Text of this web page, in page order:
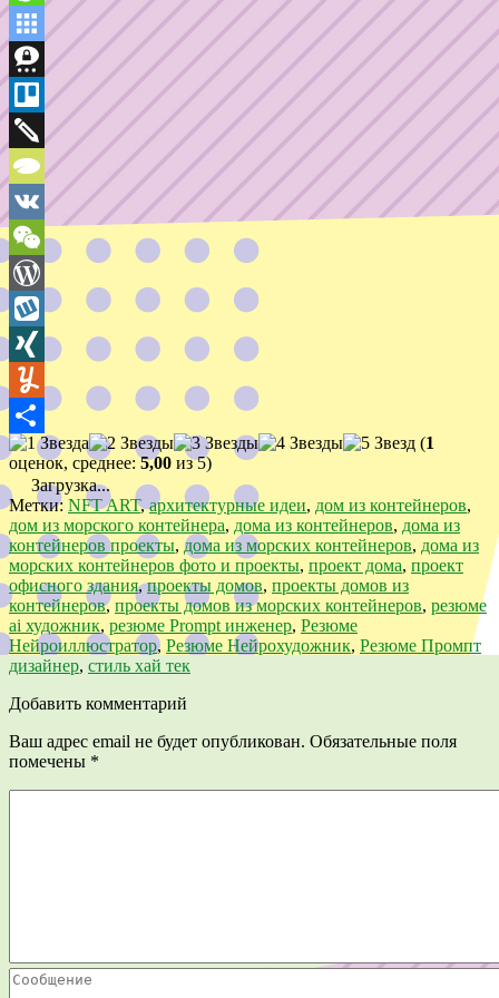
Svejo
Symbaloo
Bookmarks
Threema
Trello
Twiddla
TypePad
VK
WeChat
WordPress
Wykop
XING
Yummly
Отправить
(1
оценок, среднее:5,00 из 5)
Загрузка...
Метки: NFT ART,архитектурные идеи, дом из контейнеров,
дом из морского контейнера, дома из контейнеров, дома из
контейнеров проекты, дома из морских контейнеров, дома из
морских контейнеров фото и проекты, проект дома, проект
офисного здания,проекты домов, проекты домов из
контейнеров, проекты домов из морских контейнеров, резюме
ai художник, резюме Prompt инженер, Резюме
Нейроиллюстратор, Резюме Нейрохудожник, Резюме Промпт
дизайнер, стиль хай тек
Добавить комментарий
Ваш адрес email не будет опубликован. Обязательные поля
помечены *